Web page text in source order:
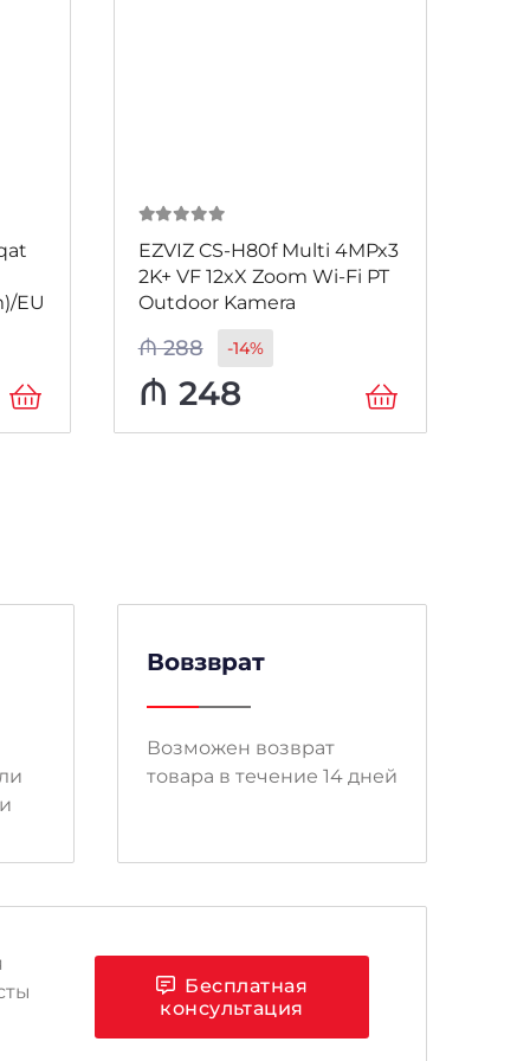
EU
EZVIZ CS-H80f Multi 4MPx3
2K+ VF 12xX Zoom Wi-Fi PT
Outdoor Kamera
₼288 -14%
₼ 248
Вовзврат
Возможен возврат
товара в течение 14 дней
Бесплатная
консультация